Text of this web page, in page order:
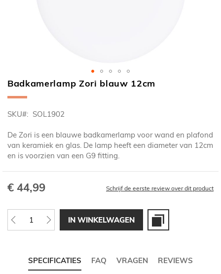
Ga
naar
begin
de
afbeeldingen-
gallerij
Badkamerlamp Zori blauw 12cm
SKU SOL1902
De Zori is een blauwe badkamerlamp voor wand en plafond
van keramiek en glas. De lamp heeft een diameter van 12cm
en is voorzien van een G9 fitting.
€ 44,99 Schrijf de eerste review over dit product
IN WINKELWAGEN
SPECIFICATIES FAQ VRAGEN REVIEWS